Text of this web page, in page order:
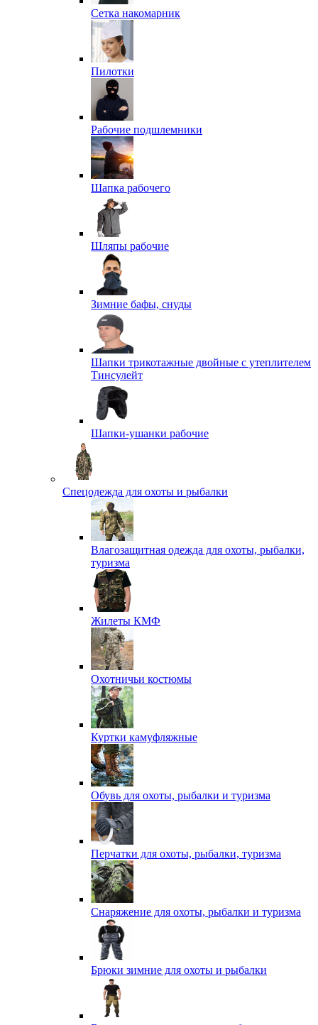
Сетка накомарник
Пилотки
Рабочие подшлемники
Шапка рабочего
Шляпы рабочие
Зимние бафы, снуды
Шапки трикотажные двойные с утеплителем
Тинсулейт
Шапки-ушанки рабочие
Спецодежда для охоты и рыбалки
Влагозащитная одежда для охоты, рыбалки,
туризма
Жилеты КМФ
Охотничьи костюмы
Куртки камуфляжные
Обувь для охоты, рыбалки и туризма
Перчатки для охоты, рыбалки, туризма
Снаряжение для охоты, рыбалки и туризма
Брюки зимние для охоты и рыбалки